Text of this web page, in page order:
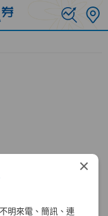
×
明來電、簡訊、連